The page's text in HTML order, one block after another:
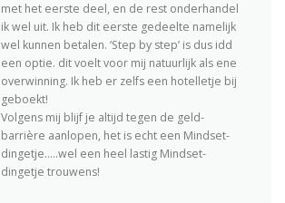
met het eerste deel, en de rest onderhandel
ik wel uit. Ik heb dit eerste gedeelte namelijk
wel kunnen betalen. ‘Step by step’ is dus idd
een optie. dit voelt voor mij natuurlijk als ene
overwinning. Ik heb er zelfs een hotelletje bij
geboekt!
Volgens mij blijf je altijd tegen de geld-
barrière aanlopen, het is echt een Mindset-
dingetje…..wel een heel lastig Mindset-
dingetje trouwens!